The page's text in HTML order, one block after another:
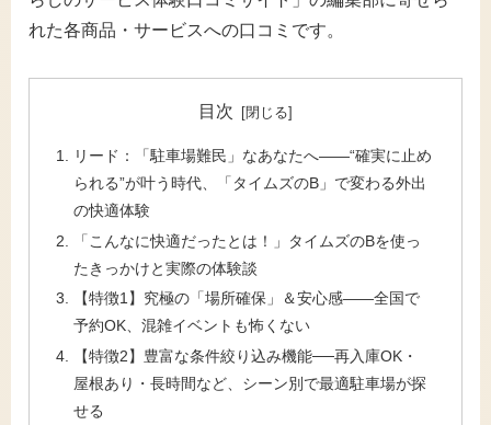
れた各商品・サービスへの口コミです。
目次
リード：「駐車場難民」なあなたへ――“確実に止め
られる”が叶う時代、「タイムズのB」で変わる外出
の快適体験
「こんなに快適だったとは！」タイムズのBを使っ
たきっかけと実際の体験談
【特徴1】究極の「場所確保」＆安心感――全国で
予約OK、混雑イベントも怖くない
【特徴2】豊富な条件絞り込み機能──再入庫OK・
屋根あり・長時間など、シーン別で最適駐車場が探
せる